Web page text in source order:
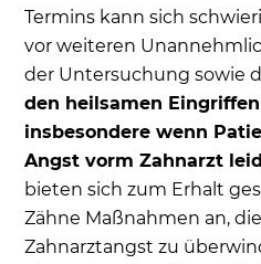
Termins kann sich
vor weiteren
der Untersuchung sowie
den heilsamen
insbesondere wenn
Angst vorm Zahnarzt
bieten sich zum Erhalt
Zähne Maßnahmen an,
Zahnarztangst zu